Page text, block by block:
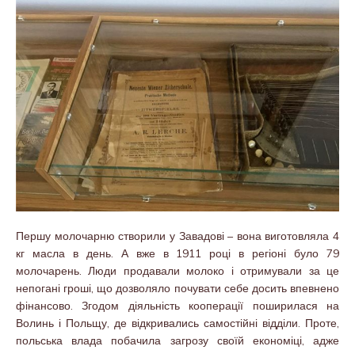
Першу молочарню створили у Завадові – вона виготовляла 4
кг масла в день. А вже в 1911 році в регіоні було 79
молочарень. Люди продавали молоко і отримували за це
непогані гроші, що дозволяло почувати себе досить впевнено
фінансово. Згодом діяльність кооперації поширилася на
Волинь і Польщу, де відкривались самостійні відділи. Проте,
польська влада побачила загрозу своїй економіці, адже